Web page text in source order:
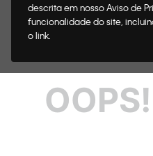
descrita em nosso Aviso de
funcionalidade do site,
o link.
OOPS!